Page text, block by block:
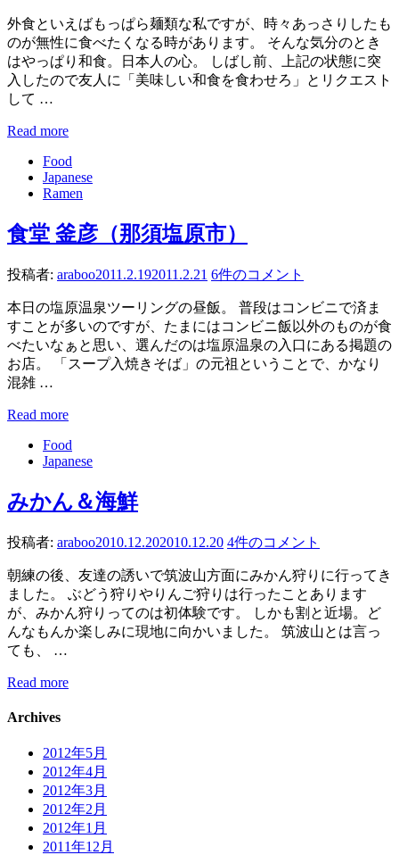
外食といえばもっぱら麺類な私ですが、時々あっさりしたも
のが無性に食べたくなる時があります。 そんな気分のとき
はやっぱり和食。日本人の心。 しばし前、上記の状態に突
入したので友人に「美味しい和食を食わせろ」とリクエスト
して …
Read more
Food
Japanese
Ramen
食堂 釜彦（那須塩原市）
投稿者: araboo2011.2.192011.2.21 6件のコメント
本日の塩原温泉ツーリングの昼飯。 普段はコンビニで済ま
すことが多いのですが、たまにはコンビニ飯以外のものが食
べたいなぁと思い、選んだのは塩原温泉の入口にある掲題の
お店。 「スープ入焼きそば」の元祖ということで、かなり
混雑 …
Read more
Food
Japanese
みかん＆海鮮
投稿者: araboo2010.12.202010.12.20 4件のコメント
朝練の後、友達の誘いで筑波山方面にみかん狩りに行ってき
ました。 ぶどう狩りやりんご狩りは行ったことあります
が、みかん狩りってのは初体験です。 しかも割と近場。ど
んなもんか楽しみに現地に向かいました。 筑波山とは言っ
ても、 …
Read more
Archives
2012年5月
2012年4月
2012年3月
2012年2月
2012年1月
2011年12月